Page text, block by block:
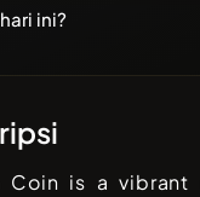
ini?
Coin is a